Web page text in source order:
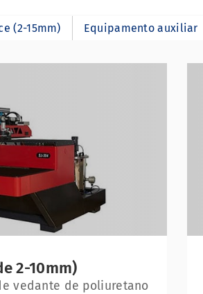
(2-15mm) Equipamento auxiliar
2-10mm)
vedante de poliuretano